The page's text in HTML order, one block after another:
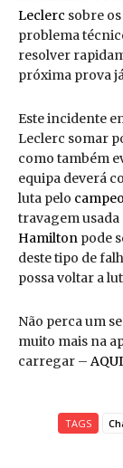
Leclerc sobre
problema
resolver
próxima prova
Este incidente
Leclerc somar
como também
equipa deverá
luta pelo
travagem usada
Hamilton pode
deste tipo de
possa voltar a
Não perca um
muito mais na
carregar – AQUI
TAGS